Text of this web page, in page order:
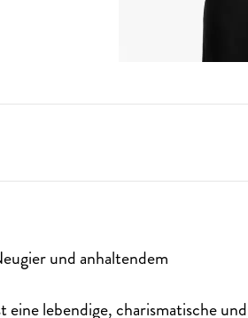
und anhaltendem
eine lebendige, charismatische und